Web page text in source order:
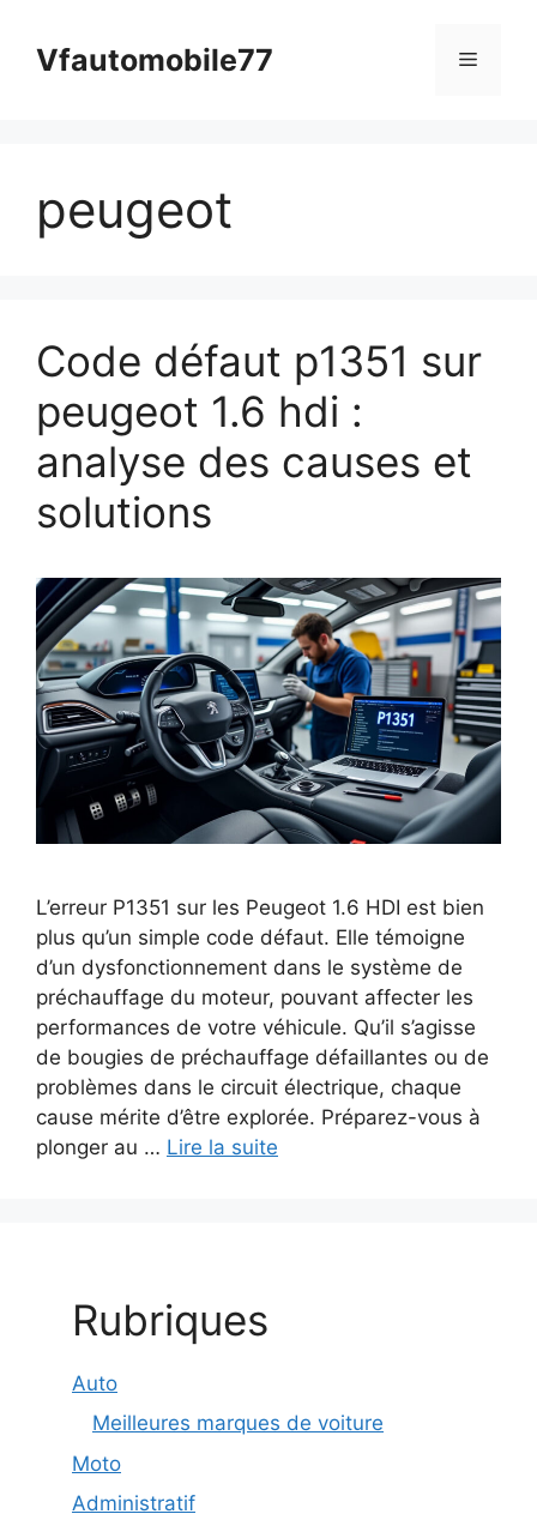
contenuVfautomobile77 Menu
peugeot
Code défaut p1351 sur
peugeot 1.6 hdi :
analyse des causes et
solutions
L’erreur P1351 sur les Peugeot 1.6 HDI est bien
plus qu’un simple code défaut. Elle témoigne
d’un dysfonctionnement dans le système de
préchauffage du moteur, pouvant affecter les
performances de votre véhicule. Qu’il s’agisse
de bougies de préchauffage défaillantes ou de
problèmes dans le circuit électrique, chaque
cause mérite d’être explorée. Préparez-vous à
plonger au … Lire la suite
Rubriques
Auto
Meilleures marques de voiture
Moto
Administratif